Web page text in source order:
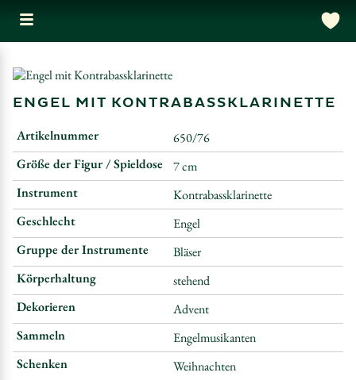
ENGEL MIT KONTRABASSKLARINETTE
Artikelnummer
650/76
Größe der Figur / Spieldose
7 cm
Instrument
Kontrabassklarinette
Geschlecht
Engel
Gruppe der Instrumente
Bläser
Körperhaltung
stehend
Dekorieren
Advent
Sammeln
Engelmusikanten
Schenken
Weihnachten